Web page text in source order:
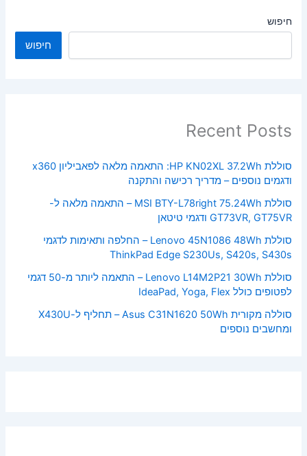
חיפוש
חיפוש
Recent Posts
סוללת HP KN02XL 37.2Wh: התאמה מלאה לפאביליון x360
ודגמים נוספים – מדריך רכישה והתקנה
סוללת MSI BTY-L78right 75.24Wh – התאמה מלאה ל-
GT73VR, GT75VR ודגמי טיטאן
סוללת Lenovo 45N1086 48Wh – החלפה ותאימות לדגמי
ThinkPad Edge S230Us, S420s, S430s
סוללת Lenovo L14M2P21 30Wh – התאמה ליותר מ-50 דגמי
לפטופים כולל IdeaPad, Yoga, Flex
סוללה מקורית Asus C31N1620 50Wh – תחליף ל-X430U
ומחשבים נוספים